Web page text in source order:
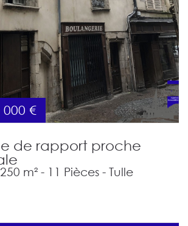
000 €
de rapport proche
m² - 11 Pièces - Tulle